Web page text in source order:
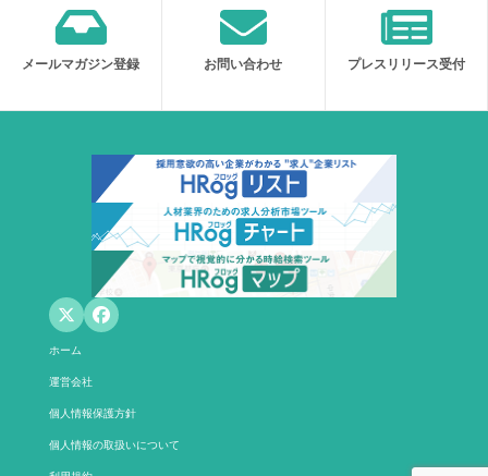
メールマガジン登録 お問い合わせ プレスリリース受付
ホーム
運営会社
個人情報保護方針
個人情報の取扱いについて